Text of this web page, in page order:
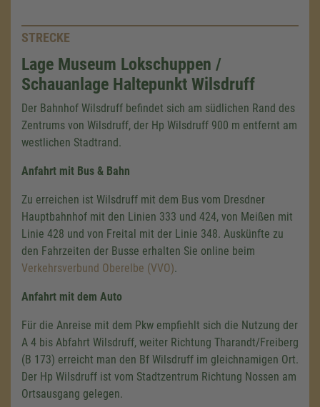
STRECKE
Lage Museum Lokschuppen /
Schauanlage Haltepunkt Wilsdruff
Der Bahnhof Wilsdruff befindet sich am südlichen Rand des
Zentrums von Wilsdruff, der Hp Wilsdruff 900 m entfernt am
westlichen Stadtrand.
Anfahrt mit Bus & Bahn
Zu erreichen ist Wilsdruff mit dem Bus vom Dresdner
Hauptbahnhof mit den Linien 333 und 424, von Meißen mit
Linie 428 und von Freital mit der Linie 348. Auskünfte zu
den Fahrzeiten der Busse erhalten Sie online beim
Verkehrsverbund Oberelbe (VVO).
Anfahrt mit dem Auto
Für die Anreise mit dem Pkw empfiehlt sich die Nutzung der
A 4 bis Abfahrt Wilsdruff, weiter Richtung Tharandt/Freiberg
(B 173) erreicht man den Bf Wilsdruff im gleichnamigen Ort.
Der Hp Wilsdruff ist vom Stadtzentrum Richtung Nossen am
Ortsausgang gelegen.